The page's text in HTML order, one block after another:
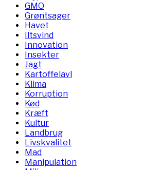
GMO
Grøntsager
Havet
Iltsvind
Innovation
Insekter
Jagt
Kartoffelavl
Klima
Korruption
Kød
Kræft
Kultur
Landbrug
Livskvalitet
Mad
Manipulation